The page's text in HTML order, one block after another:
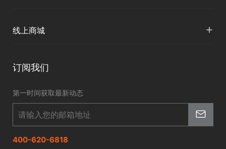
数字施工
智慧交通
智慧海洋
智慧农业
智慧林草
申请成为伙伴
线上商城 +
订阅我们
第一时间获取最新动态
400-620-6818